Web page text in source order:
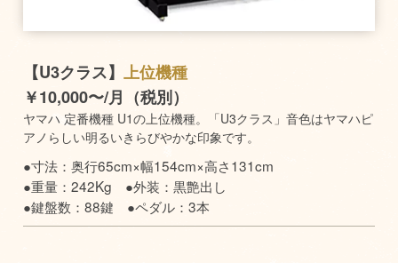
【U3クラス】上位機種
￥10,000〜/月（税別）
ヤマハ 定番機種 U1の上位機種。「U3クラス」音色はヤマハピ
アノらしい明るいきらびやかな印象です。
●寸法：奥行65cm×幅154cm×高さ131cm
●重量：242Kg ●外装：黒艶出し
●鍵盤数：88鍵 ●ペダル：3本